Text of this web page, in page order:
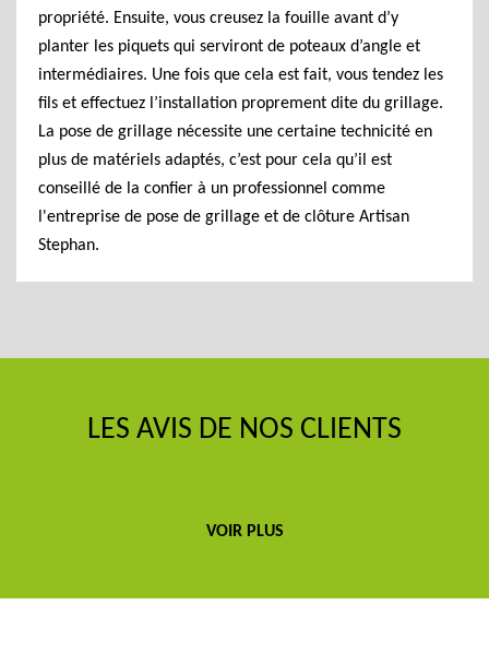
propriété. Ensuite, vous creusez la fouille avant d’y
planter les piquets qui serviront de poteaux d’angle et
intermédiaires. Une fois que cela est fait, vous tendez les
fils et effectuez l’installation proprement dite du grillage.
La pose de grillage nécessite une certaine technicité en
plus de matériels adaptés, c’est pour cela qu’il est
conseillé de la confier à un professionnel comme
l'entreprise de pose de grillage et de clôture Artisan
Stephan.
LES AVIS DE NOS CLIENTS
VOIR PLUS